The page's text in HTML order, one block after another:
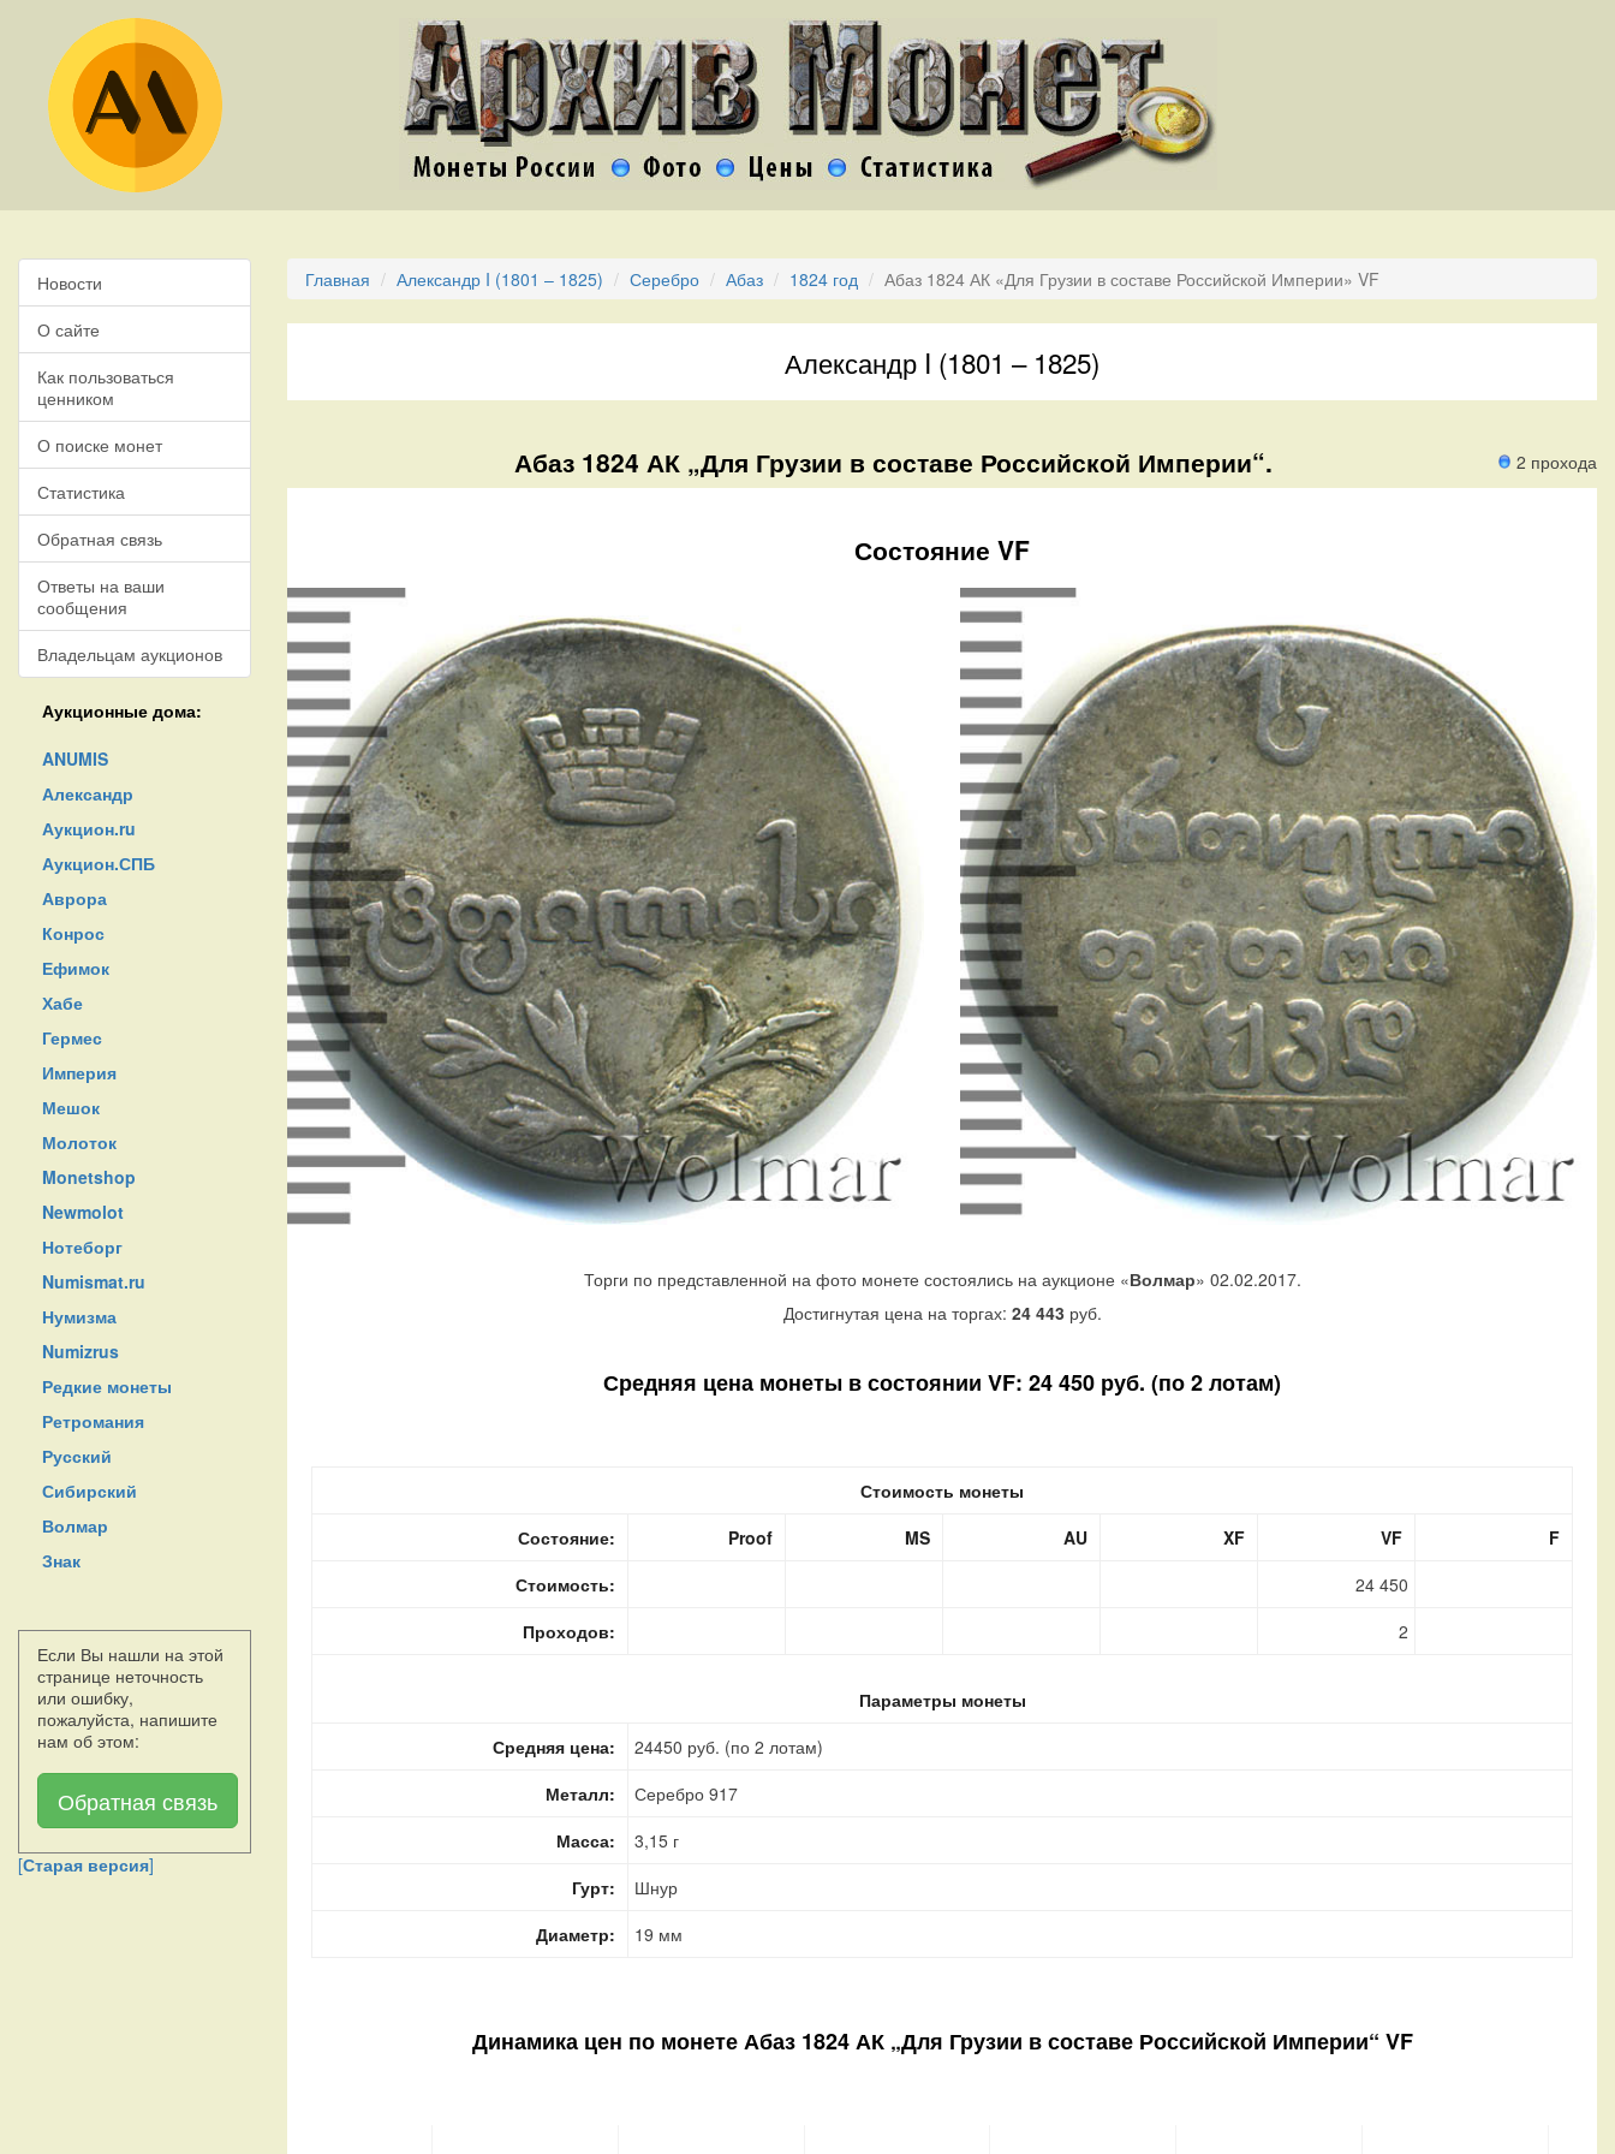
Новости
О сайте
Как пользоваться
ценником
О поиске монет
Статистика
Обратная связь
Ответы на ваши
сообщения
Владельцам аукционов
Аукционные дома:
ANUMIS
Александр
Аукцион.ru
Аукцион.СПБ
Аврора
Конрос
Ефимок
Хабе
Гермес
Империя
Мешок
Молоток
Monetshop
Newmolot
Нотеборг
Numismat.ru
Нумизма
Numizrus
Редкие монеты
Ретромания
Русский
Сибирский
Волмар
Знак
Если Вы нашли на этой
странице неточность
или ошибку,
пожалуйста, напишите
нам об этом:
Обратная связь
[Старая версия]
Главная Александр I (1801 – 1825) Серебро Абаз 1824 год Абаз 1824 АК «Для Грузии в составе Российской Империи» VF
Александр I (1801 – 1825)
2 прохода
Абаз 1824 АК „Для Грузии в составе Российской Империи“.
Состояние VF
Торги по представленной на фото монете состоялись на аукционе «Волмар» 02.02.2017.
Достигнутая цена на торгах: 24 443 руб.
Средняя цена монеты в состоянии VF: 24 450 руб. (по 2 лотам)
Стоимость монеты
Состояние:
Proof MS AU XF VF
F
Стоимость:
24 450
Проходов:
2
Параметры монеты
Средняя цена:
24450 руб. (по 2 лотам)
Металл:
Серебро 917
Масса:
3,15 г
Гурт:
Шнур
Диаметр:
19 мм
Динамика цен по монетеАбаз 1824 АК „Для Грузии в составе Российской Империи“ VF